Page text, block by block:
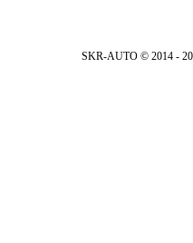
SKR-AUTO © 2014 -